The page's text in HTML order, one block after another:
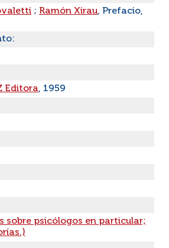
; Ramón Xirau, Prefacio,
Editora, 1959
sobre psicólogos en particular;